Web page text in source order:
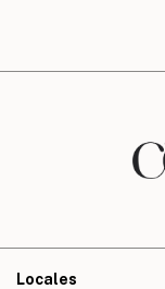
Locales